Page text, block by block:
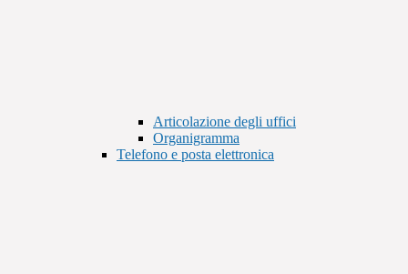
Articolazione degli uffici
Organigramma
Telefono e posta elettronica